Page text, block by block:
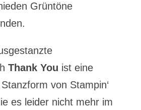
Grüntöne
Thank You ist eine
von Stampin‘
es leider nicht mehr im